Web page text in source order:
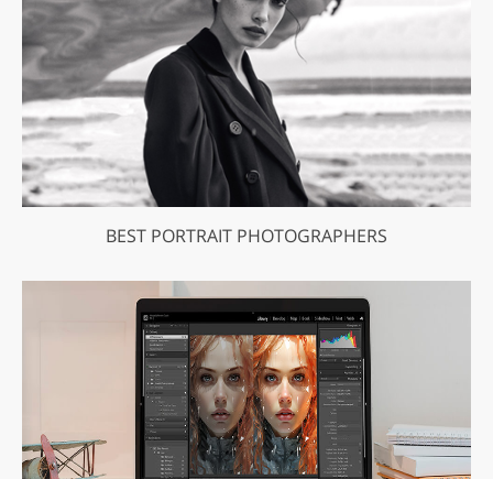
BEST PORTRAIT PHOTOGRAPHERS